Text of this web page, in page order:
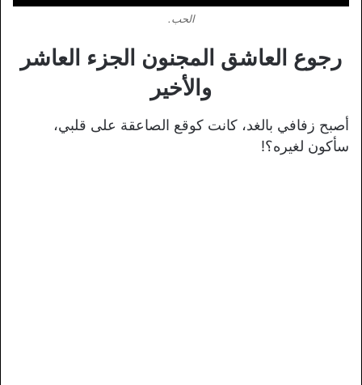
الحب.
رجوع العاشق المجنون الجزء العاشر
والأخير
أصبح زفافي بالغد، كانت كوقع الصاعقة على قلبي،
سأكون لغيره؟!